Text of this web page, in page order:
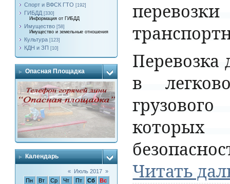
Спорт и ВФСК ГТО [192]
ГИБДД [330]
Информация от ГИБДД
Имущество [58]
Имущество и земельные отношения
Культура [123]
КДН и ЗП [10]
Опасная Площадка
Календарь
« Июль 2017 »
Пн
Вт Ср Чт Пт Сб
Вс
Перевозка
в
Читать